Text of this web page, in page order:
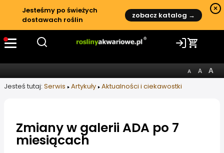
Jesteśmy po świeżych
dostawach roślin
zobacz katalog →
×
Jesteś tutaj: Serwis Artykuły Aktualności i ciekawostki
Zmiany w galerii ADA po 7
miesiącach